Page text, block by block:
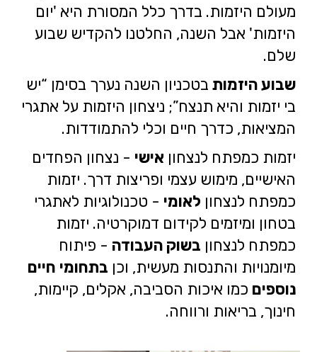
מעולם היזמות. בדרך כלל המסורת היא 'יום
היזמות' אבל השנה, החלטנו להקדיש שבוע
שלם.
שבוע היזמות בטכניון השנה נערך בסימן “יש
בי יזמות והיא תנצח”; ניצחון היזמות על אתגרי
המציאות, כדרך חיים וכלי להתמודדות.
יזמות כמפתח לנצחון אישי - נצחון הפחדים
האישיים, מימוש עצמי ופריצות דרך. יזמות
כמפתח לנצחון לאומי - טכנולוגיות לאתגרי
בטחון ומיזמים לקידום דמוקרטיה. יזמות
כמפתח לנצחון בשוק העבודה - פיתוח
מיומנויות והתנסות מעשית, וכן בתחומי חיים
נוספים כמו איכות הסביבה, אקלים, קיימות,
חינוך, בריאות ורווחה.